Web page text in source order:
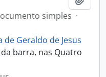
simples ·
de Geraldo de Jesus
barra, nas Quatro